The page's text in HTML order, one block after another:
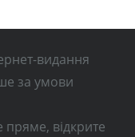
видання
за умови
пряме, відкрите